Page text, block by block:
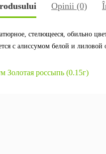
Opinii (0)
стелющееся, обильно
с алиссумом белой и лиловой
Золотая россыпь (0.15г)